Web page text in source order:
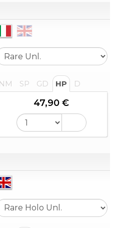
NM SP GD HP D
47,90 €